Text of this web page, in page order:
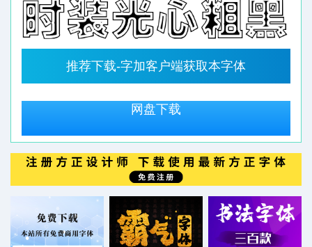
推荐下载-字加客户端获取本字体
网盘下载